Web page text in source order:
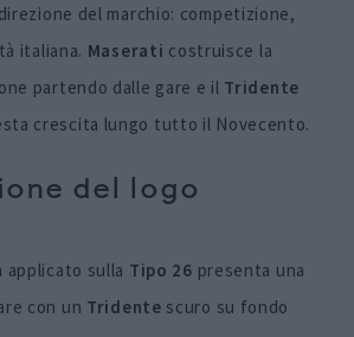
del marchio: competizione,
italiana. Maserati costruisce la
partendo dalle gare e il Tridente
crescita lungo tutto il Novecento.
del logo
applicato sulla Tipo 26 presenta una
con un Tridente scuro su fondo